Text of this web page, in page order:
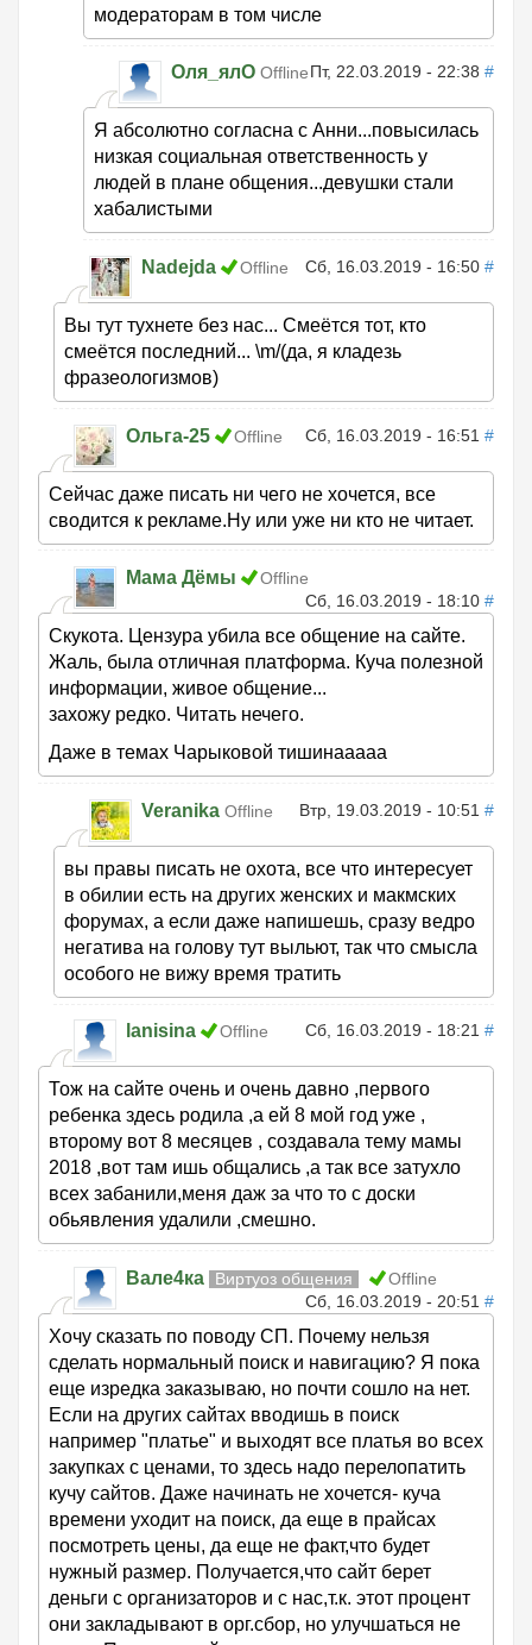
модераторам в том числе
Оля_ялО Offline Пт, 22.03.2019 - 22:38 #
Я абсолютно согласна с Анни...повысилась
низкая социальная ответственность у
людей в плане общения...девушки стали
хабалистыми
Nadejda Offline Сб, 16.03.2019 - 16:50 #
Вы тут тухнете без нас... Смеётся тот, кто
смеётся последний... \m/(да, я кладезь
фразеологизмов)
Ольга-25 Offline Сб, 16.03.2019 - 16:51 #
Сейчас даже писать ни чего не хочется, все
сводится к рекламе.Ну или уже ни кто не читает.
Мама Дёмы
Offline
Сб, 16.03.2019 - 18:10 #
Скукота. Цензура убила все общение на сайте.
Жаль, была отличная платформа. Куча полезной
информации, живое общение...
захожу редко. Читать нечего.
Даже в темах Чарыковой тишинааааа
Veranika Offline Втр, 19.03.2019 - 10:51 #
вы правы писать не охота, все что интересует
в обилии есть на других женских и макмских
форумах, а если даже напишешь, cразу ведро
негатива на голову тут выльют, так что смысла
особого не вижу время тратить
lanisina Offline Сб, 16.03.2019 - 18:21 #
Тож на сайте очень и очень давно ,первого
ребенка здесь родила ,а ей 8 мой год уже ,
второму вот 8 месяцев , создавала тему мамы
2018 ,вот там ишь общались ,а так все затухло
всех забанили,меня даж за что то с доски
обьявления удалили ,смешно.
Вале4ка Виртуоз общения
Offline
Сб, 16.03.2019 - 20:51 #
Хочу сказать по поводу СП. Почему нельзя
сделать нормальный поиск и навигацию? Я пока
еще изредка заказываю, но почти сошло на нет.
Если на других сайтах вводишь в поиск
например "платье" и выходят все платья во всех
закупках с ценами, то здесь надо перелопатить
кучу сайтов. Даже начинать не хочется- куча
времени уходит на поиск, да еще в прайсах
посмотреть цены, да еще не факт,что будет
нужный размер. Получается,что сайт берет
деньги с организаторов и с нас,т.к. этот процент
они закладывают в орг.сбор, но улучшаться не